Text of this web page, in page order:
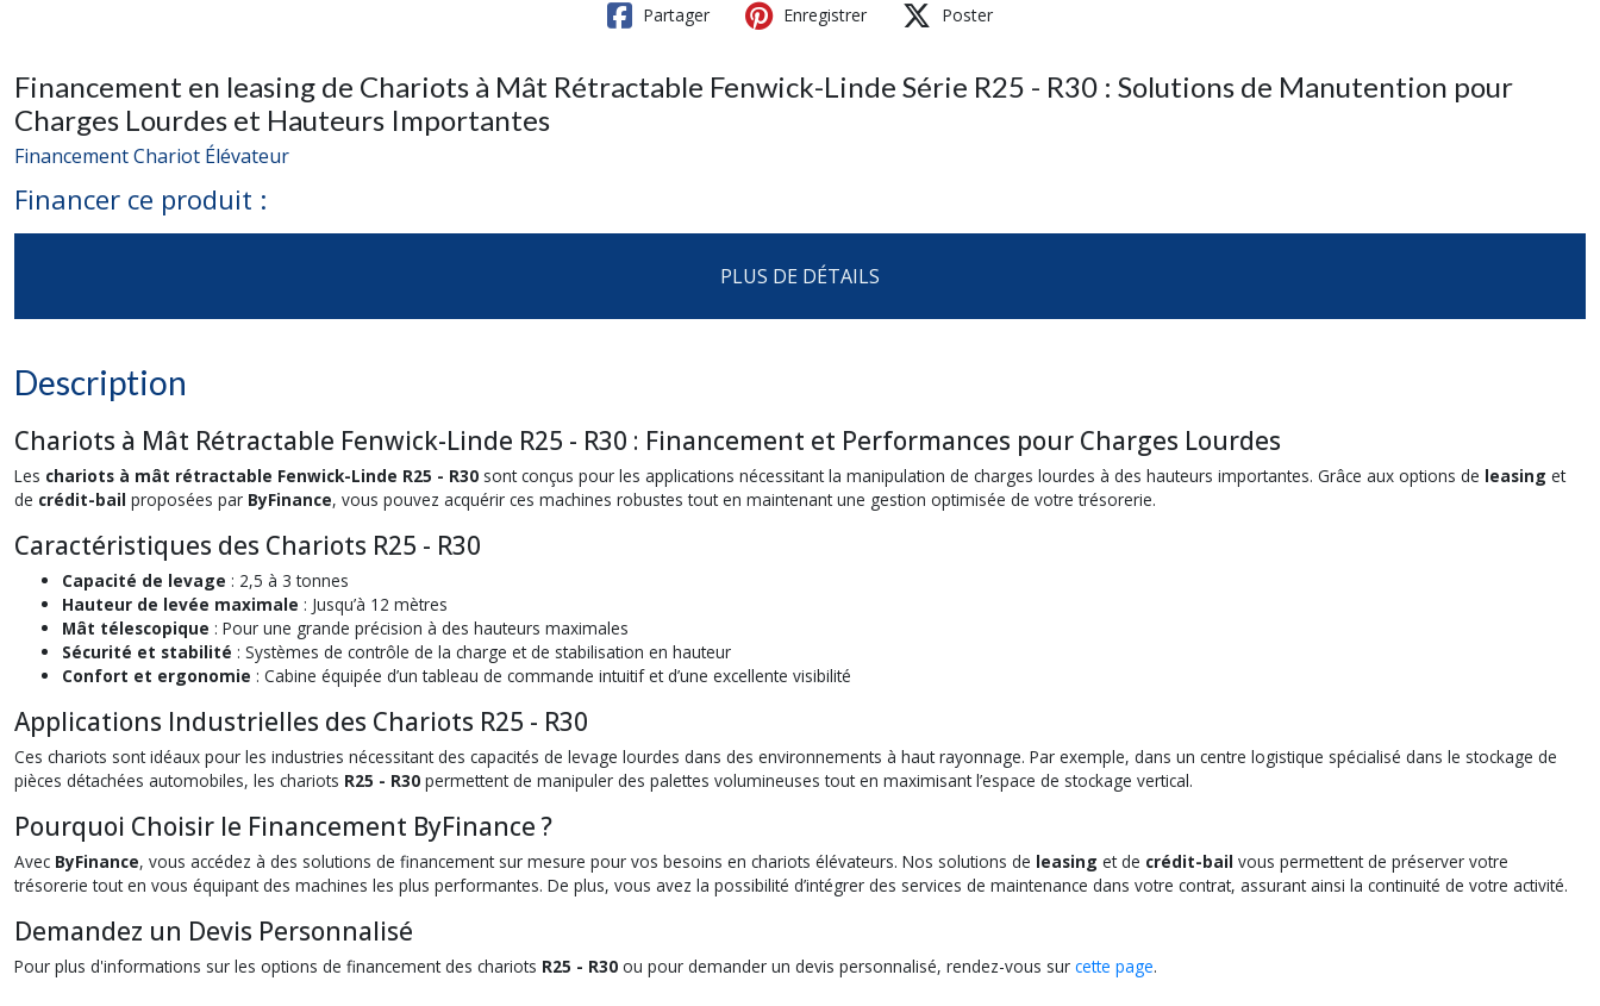
Partager Enregistrer Poster
Financement en leasing de Chariots à Mât Rétractable Fenwick-Linde Série R25 - R30 : Solutions de Manutention pour
Charges Lourdes et Hauteurs Importantes
Financement Chariot Élévateur
Financer ce produit :
PLUS DE DÉTAILS
Description
Chariots à Mât Rétractable Fenwick-Linde R25 - R30 : Financement et Performances pour Charges Lourdes
Les chariots à mât rétractable Fenwick-Linde R25 - R30 sont conçus pour les applications nécessitant la manipulation de charges lourdes à des hauteurs importantes. Grâce aux options de leasing et
de crédit-bail proposées par ByFinance, vous pouvez acquérir ces machines robustes tout en maintenant une gestion optimisée de votre trésorerie.
Caractéristiques des Chariots R25 - R30
Capacité de levage : 2,5 à 3 tonnes
Hauteur de levée maximale : Jusqu’à 12 mètres
Mât télescopique : Pour une grande précision à des hauteurs maximales
Sécurité et stabilité : Systèmes de contrôle de la charge et de stabilisation en hauteur
Confort et ergonomie : Cabine équipée d’un tableau de commande intuitif et d’une excellente visibilité
Applications Industrielles des Chariots R25 - R30
Ces chariots sont idéaux pour les industries nécessitant des capacités de levage lourdes dans des environnements à haut rayonnage. Par exemple, dans un centre logistique spécialisé dans le stockage de
pièces détachées automobiles, les chariots R25 - R30 permettent de manipuler des palettes volumineuses tout en maximisant l’espace de stockage vertical.
Pourquoi Choisir le Financement ByFinance ?
Avec ByFinance, vous accédez à des solutions de financement sur mesure pour vos besoins en chariots élévateurs. Nos solutions de leasing et de crédit-bail vous permettent de préserver votre
trésorerie tout en vous équipant des machines les plus performantes. De plus, vous avez la possibilité d’intégrer des services de maintenance dans votre contrat, assurant ainsi la continuité de votre activité.
Demandez un Devis Personnalisé
Pour plus d'informations sur les options de financement des chariots R25 - R30 ou pour demander un devis personnalisé, rendez-vous sur cette page.